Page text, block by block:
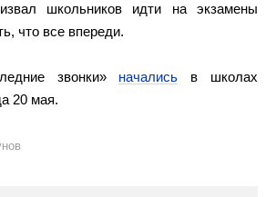
школьников идти на экзамены
что все впереди.
звонки» начались в школах
20 мая.